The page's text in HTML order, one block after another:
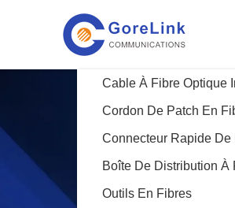
Cable À Fibre Optique
Connecteur Rapide De
Boîte De Distribution À
Outils En Fibres